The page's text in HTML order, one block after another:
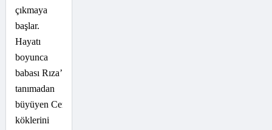
çıkmaya
başlar.
Hayatı
boyunca
babası Rıza’yı hiç
tanımadan
büyüyen Cemal,
köklerini